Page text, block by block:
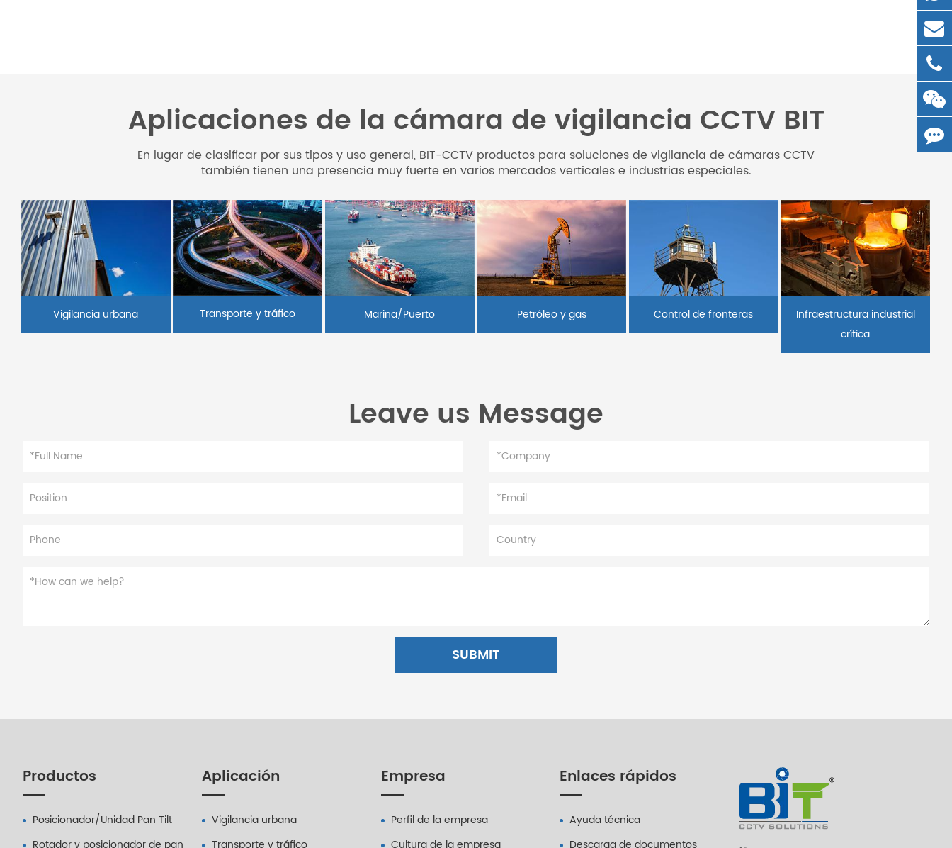
Aplicaciones de la cámara de vigilancia CCTV BIT
En lugar de clasificar por sus tipos y uso general, BIT-CCTV productos para soluciones de vigilancia de cámaras CCTV
también tienen una presencia muy fuerte en varios mercados verticales e industrias especiales.
Vigilancia urbana Transporte y tráfico Marina/Puerto Petróleo y gas Control de fronteras
Infraestructura industrial
crítica
Leave us Message
SUBMIT
Productos
Posicionador/Unidad Pan Tilt
Aplicación
Vigilancia urbana
Empresa
Perfil de la empresa
Enlaces rápidos
Ayuda técnica